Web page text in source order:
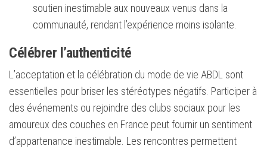
soutien inestimable aux nouveaux venus dans la
communauté, rendant l’expérience moins isolante.
Célébrer l’authenticité
L’acceptation et la célébration du mode de vie ABDL sont
essentielles pour briser les stéréotypes négatifs. Participer à
des événements ou rejoindre des clubs sociaux pour les
amoureux des couches en France peut fournir un sentiment
d’appartenance inestimable. Les rencontres permettent